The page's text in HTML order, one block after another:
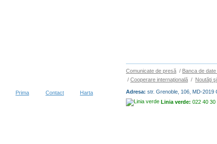
Prima Contact Harta
Comunicate de presă / Banca de
/ Cooperare internaţională / Noutăţi
Adresa: str. Grenoble, 106, MD-2019
Linia verde: 022 40 30